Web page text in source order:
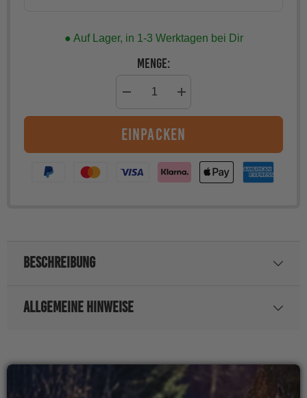
● Auf Lager, in 1-3 Werktagen bei Dir
Menge:
für
Kapuzenpulli
&quot;Schnauzenkumpel&quot;
Menge
für
Kapuzenpulli
&quot;Schnauzenkumpel&quot;
einpacken
BESCHREIBUNG
ALLGEMEINE HINWEISE